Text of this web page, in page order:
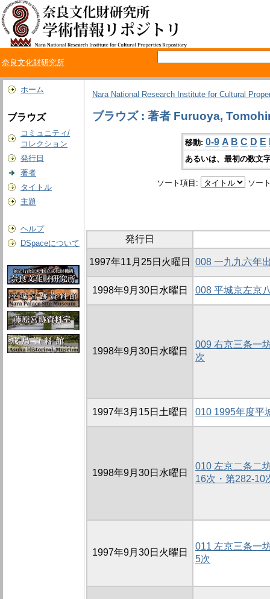
奈良文化財研究所
ホーム
ブラウズ
コミュニティ/
コレクション
発行日
著者
タイトル
主題
ヘルプ
DSpaceについて
Nara National Research Institute for Cultural
ブラウズ : 著者 Furuoya,
移動: 0-9 A B C D E
あるいは、最初の数文
ソート項目: ソー
発行日
1997年11月25日火曜日 008 一九九六年
1998年9月30日水曜日 008 平城京左京
1998年9月30日水曜日
009 右京三条一
次
1997年3月15日土曜日 010 1995年度平
1998年9月30日水曜日
010 左京二条二
16次・第282-10
1997年9月30日火曜日
011 左京三条一
5次